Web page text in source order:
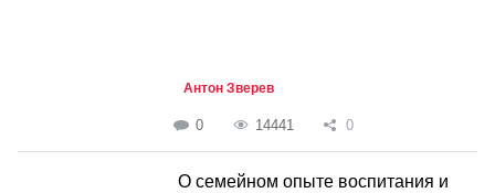
Антон Зверев
0 14441 0
О семейном опыте воспитания и